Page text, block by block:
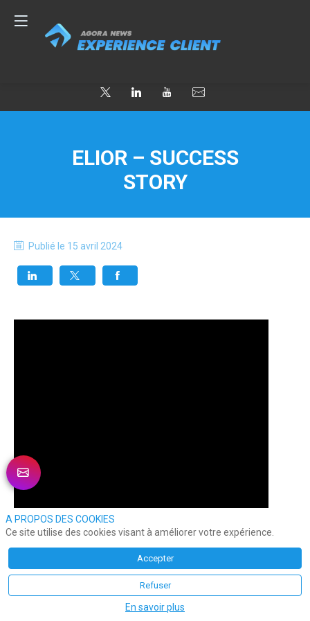
ELIOR – SUCCESS
STORY
Publié le 15 avril 2024
Cécile Bianconi, directrice Relation &
A PROPOS DES COOKIES
Ce site utilise des cookies visant à améliorer votre expérience.
Accepter
Refuser
En savoir plus